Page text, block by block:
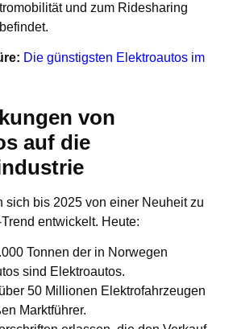
und zum Ridesharing
Die günstigsten Elektroautos im
von
auf die
sich bis 2025 von einer Neuheit zu
entwickelt. Heute:
Tonnen der in Norwegen
sind Elektroautos.
50 Millionen Elektrofahrzeugen
Marktführer.